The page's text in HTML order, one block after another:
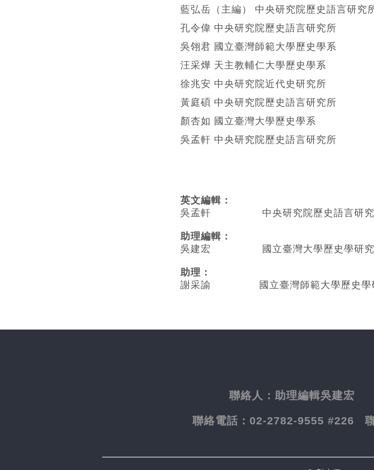
藍弘岳（主編） 中央研究院歷史語言研究
孔令偉 中央研究院歷史語言研究所
吳翎君 國立臺灣師範大學歷史學系
汪采燁 天主教輔仁大學歷史學系
徐兆安 中央研究院近代史研究所
黃庭碩 中央研究院歷史語言研究所
顏杏如 國立臺灣大學歷史學系
吳孟軒 中央研究院歷史語言研究所
英文編輯 ：
吳孟軒 中央研究院歷史語言研究
助理編輯：
吳建宏 國立臺灣大學歷史學研究
助理：
謝采諭
國立臺灣師範大學歷史
聯絡人： 助理編輯吳建宏
聯絡電話： 02-2782-9555 #226